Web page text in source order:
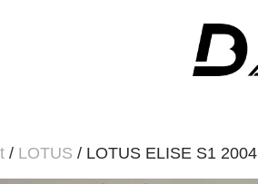
/ LOTUS / LOTUS ELISE S1 2004